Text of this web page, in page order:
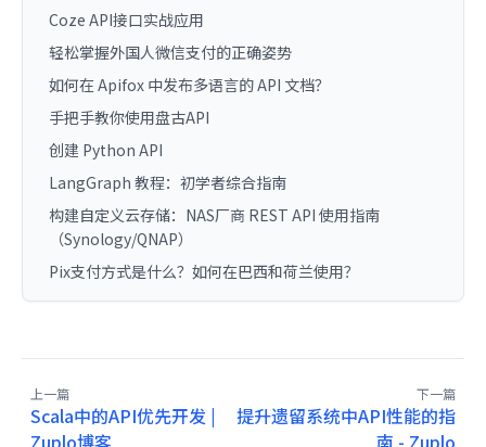
Coze API接口实战应用
轻松掌握外国人微信支付的正确姿势
如何在 Apifox 中发布多语言的 API 文档？
手把手教你使用盘古API
创建 Python API
LangGraph 教程：初学者综合指南
构建自定义云存储：NAS厂商 REST API 使用指南
（Synology/QNAP）
Pix支付方式是什么？如何在巴西和荷兰使用？
上一篇
Scala中的API优先开发 |
Zuplo博客
下一篇
提升遗留系统中API性能的指
南 - Zuplo